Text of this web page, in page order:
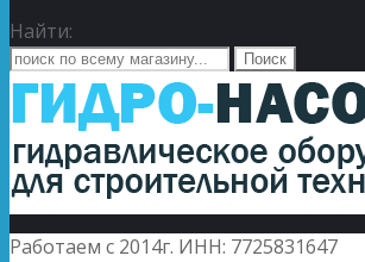
Найти:
Работаем с 2014г. ИНН: 7725831647